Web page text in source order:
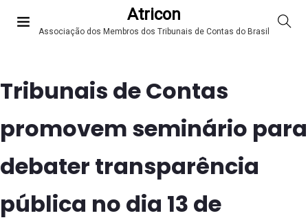
Atricon
Associação dos Membros dos Tribunais de Contas do Brasil
Tribunais de Contas
promovem seminário para
debater transparência
pública no dia 13 de